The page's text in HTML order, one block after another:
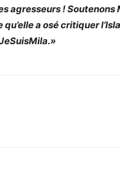
agresseurs ! Soutenons
a osé critiquer